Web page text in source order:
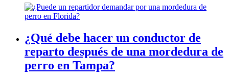
¿Qué debe hacer un conductor de
reparto después de una mordedura de
perro en Tampa?